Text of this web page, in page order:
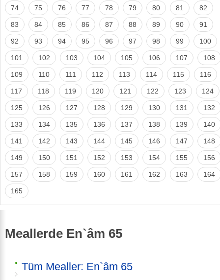
74 75 76 77 78 79 80 81 82
83 84 85 86 87 88 89 90 91
92 93 94 95 96 97 98 99 100
101 102 103 104 105 106 107 108
109 110 111 112 113 114 115 116
117 118 119 120 121 122 123 124
125 126 127 128 129 130 131 132
133 134 135 136 137 138 139 140
141 142 143 144 145 146 147 148
149 150 151 152 153 154 155 156
157 158 159 160 161 162 163 164
165
Meallerde En`âm 65
Tüm Mealler: En`âm 65